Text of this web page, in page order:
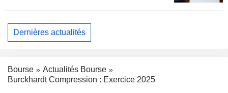
Dernières actualités
Bourse
Actualités Bourse
Burckhardt Compression : Exercice 2025